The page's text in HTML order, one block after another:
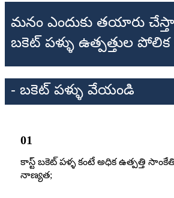
మనం ఎందుకు తయారు
బకెట్ పళ్ళు ఉత్పత్తుల పోలిక
- బకెట్ పళ్ళు వేయండి
01
కాస్ట్ బకెట్ పళ్ళ కంటే అధిక ఉత్పత్తి
నాణ్యత;